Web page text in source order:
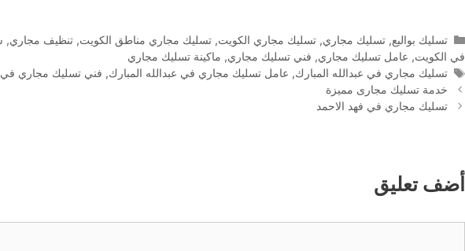
التصنيفات
تسليك بواليع, تسليك مجاري, تسليك مجاري الكويت, تسليك مجاري مناطق الكويت, تنظيف مجاري,
في الكويت, عامل تسليك مجاري, فني تسليك مجاري, ماكينة تسليك مجاري
الوسوم
تسليك مجاري في عبدالله المبارك, عامل تسليك مجاري في عبدالله المبارك, فني تسليك مجاري في
خدمة تسليك مجارى مميزة
تسليك مجاري في فهد الاحمد
أضف تعليق